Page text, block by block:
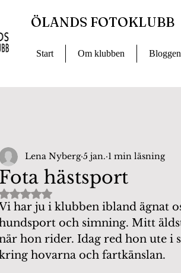
Start Om klubben Bloggen
ÖLANDS FOTOKLUBB
Fota hästsport
Lena Nyberg 5 jan. 1 min läsning
Betygsatt till NaN av 5 stjärnor.
har ju i klubben ibland ägnat
och simning. Mitt
hon rider. Idag red hon ute i
hovarna och fartkänslan.